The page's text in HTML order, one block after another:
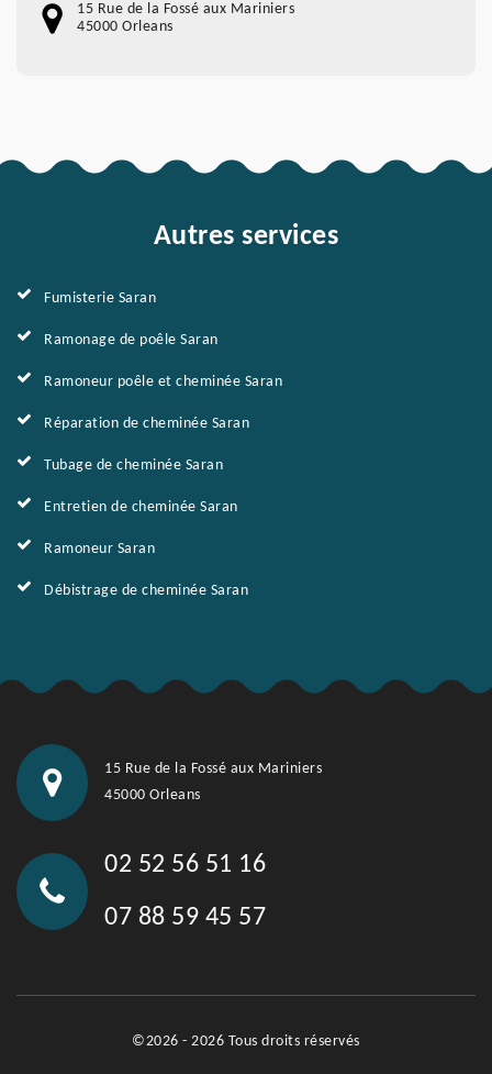
15 Rue de la Fossé aux Mariniers
45000 Orleans
Autres services
Fumisterie Saran
Ramonage de poêle Saran
Ramoneur poêle et cheminée Saran
Réparation de cheminée Saran
Tubage de cheminée Saran
Entretien de cheminée Saran
Ramoneur Saran
Débistrage de cheminée Saran
15 Rue de la Fossé aux Mariniers
45000 Orleans
02 52 56 51 16
07 88 59 45 57
©2026 - 2026 Tous droits réservés